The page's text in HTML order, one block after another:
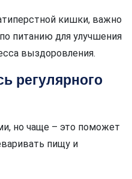
кишки, важно
питанию для улучшения
выздоровления.
регулярного
но чаще – это поможет
пищу и